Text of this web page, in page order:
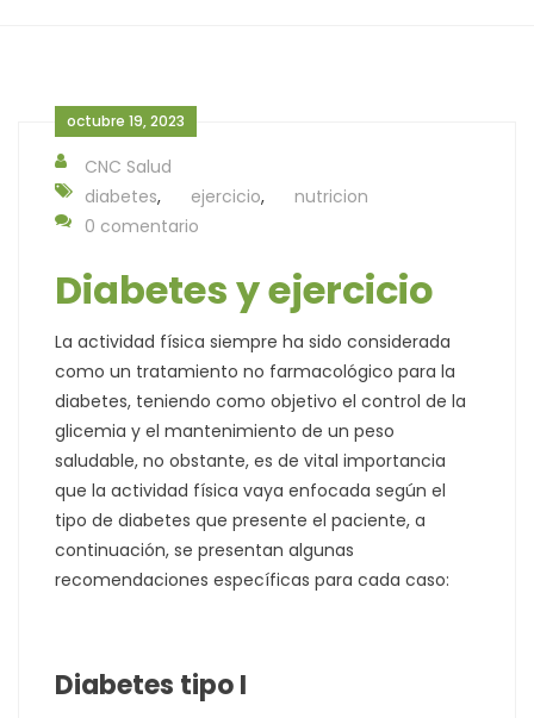
octubre 19, 2023
CNC Salud
diabetes, ejercicio,
nutricion
0 comentario
Diabetes y ejercicio
La actividad física siempre ha sido considerada
como un tratamiento no farmacológico para la
diabetes, teniendo como objetivo el control de la
glicemia y el mantenimiento de un peso
saludable, no obstante, es de vital importancia
que la actividad física vaya enfocada según el
tipo de diabetes que presente el paciente, a
continuación, se presentan algunas
recomendaciones específicas para cada caso:
Diabetes tipo I